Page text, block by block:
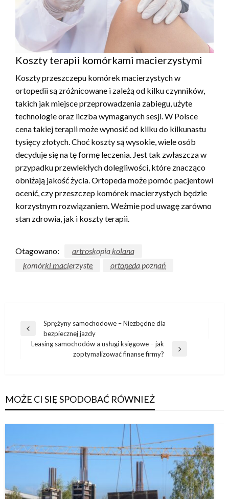
Koszty terapii komórkami macierzystymi
Koszty przeszczepu komórek macierzystych w
ortopedii są zróżnicowane i zależą od kilku czynników,
takich jak miejsce przeprowadzenia zabiegu, użyte
technologie oraz liczba wymaganych sesji. W Polsce
cena takiej terapii może wynosić od kilku do kilkunastu
tysięcy złotych. Choć koszty są wysokie, wiele osób
decyduje się na tę formę leczenia. Jest tak zwłaszcza w
przypadku przewlekłych dolegliwości, które znacząco
obniżają jakość życia. Ortopeda może pomóc pacjentowi
ocenić, czy przeszczep komórek macierzystych będzie
korzystnym rozwiązaniem. Weźmie pod uwagę zarówno
stan zdrowia, jak i koszty terapii.
Otagowano:
artroskopia kolana
komórki macierzyste
ortopeda poznań
Nawigacja
wpisu
Poprzedni
wpis
Sprężyny samochodowe – Niezbędne dla
bezpiecznej jazdy
Leasing samochodów a usługi księgowe – jak
zoptymalizować finanse firmy?
MOŻE CI SIĘ SPODOBAĆ RÓWNIEŻ